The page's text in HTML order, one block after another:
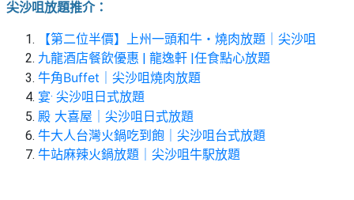
花
藝
禮
品
訂
製
禮
生
日
拍
拖
企
業/
公
會
員
需
知
#
子
好
處
節
日
尖沙咀放題推介：
【第二位半價】上州一頭和牛・燒肉放題｜尖沙咀
九龍酒店餐飲優惠 | 龍逸軒 |任食點心放題
牛角Buffet｜尖沙咀燒肉放題
宴· 尖沙咀日式放題
殿 大喜屋｜尖沙咀日式放題
牛大人台灣火鍋吃到飽｜尖沙咀台式放題
牛站麻辣火鍋放題｜尖沙咀牛駅放題